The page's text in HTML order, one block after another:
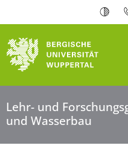
Lehr- und
und Wasserbau